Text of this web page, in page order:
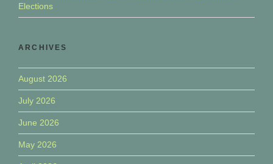
Elections
ARCHIVES
August 2026
July 2026
June 2026
May 2026